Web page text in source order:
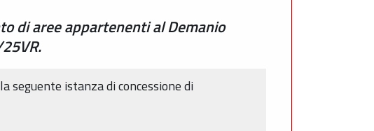
di aree appartenenti al Demanio
seguente istanza di concessione di